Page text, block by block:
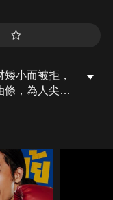
小而被拒，
條，為人尖酸
昌卻被剝奪